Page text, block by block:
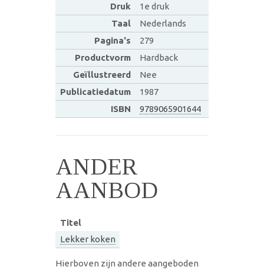
Druk
1e druk
Taal
Nederlands
Pagina's
279
Productvorm
Hardback
Geïllustreerd
Nee
Publicatiedatum
1987
ISBN
9789065901644
ANDER
AANBOD
Titel
Lekker koken
Hierboven zijn andere aangeboden